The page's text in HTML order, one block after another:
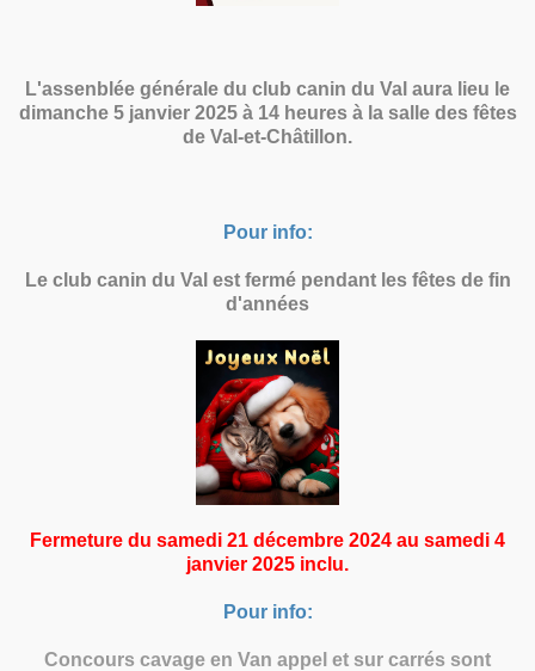
L'assenblée générale du club canin du Val aura lieu le
dimanche 5 janvier 2025 à 14 heures à la salle des fêtes
de Val-et-Châtillon.
Pour info:
Le club canin du Val est fermé pendant les fêtes de fin
d'années
Fermeture du samedi 21 décembre 2024 au samedi 4
janvier 2025 inclu.
Pour info:
Concours cavage en Van appel et sur carrés sont